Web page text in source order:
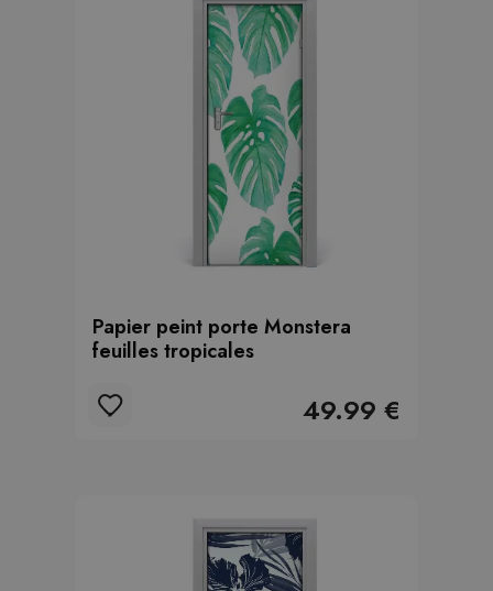
Papier peint porte Monstera
feuilles tropicales
49.99 €